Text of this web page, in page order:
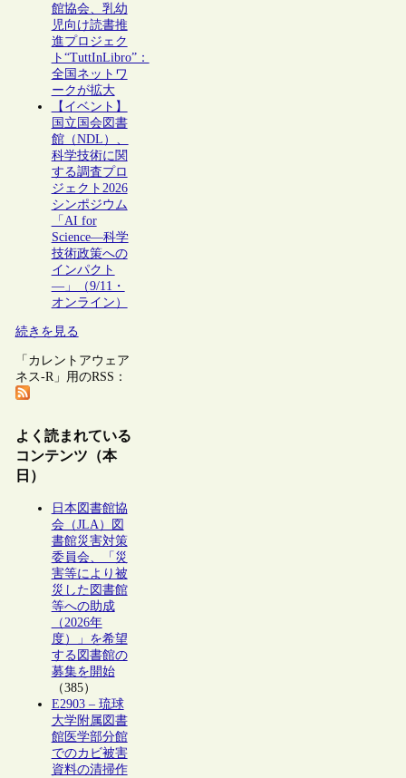
館協会、乳幼
児向け読書推
進プロジェク
ト“TuttInLibro”：
全国ネットワ
ークが拡大
【イベント】
国立国会図書
館（NDL）、
科学技術に関
する調査プロ
ジェクト2026
シンポジウム
「AI for
Science―科学
技術政策への
インパクト
―」（9/11・
オンライン）
続きを見る
「カレントアウェア
ネス-R」用のRSS：
よく読まれている
コンテンツ（本
日）
日本図書館協
会（JLA）図
書館災害対策
委員会、「災
害等により被
災した図書館
等への助成
（2026年
度）」を希望
する図書館の
募集を開始
（385）
E2903 – 琉球
大学附属図書
館医学部分館
でのカビ被害
資料の清掃作